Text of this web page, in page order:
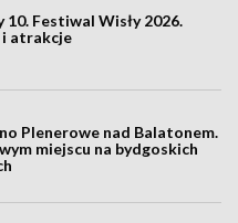
10. Festiwal Wisły 2026.
i atrakcje
Plenerowe nad Balatonem.
miejscu na bydgoskich